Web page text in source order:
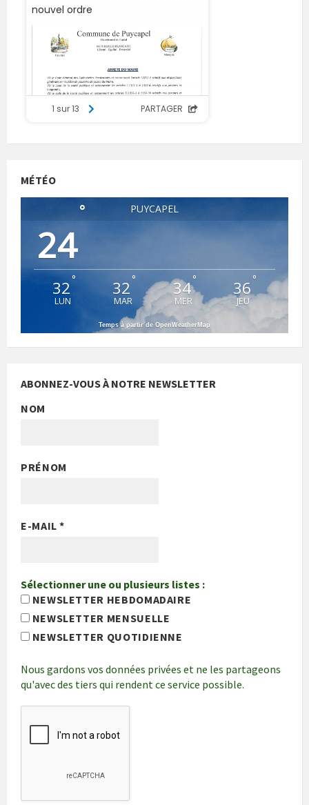
MÉTÉO
PUYCAPEL
24
°
32°
LUN
32 °
MAR
34°
MER
36 °
JEU
Temps à partir de OpenWeatherMap
ABONNEZ-VOUS À NOTRE NEWSLETTER
NOM
PRÉNOM
E-MAIL*
Sélectionner une ou plusieurs listes :
NEWSLETTER HEBDOMADAIRE
NEWSLETTER MENSUELLE
NEWSLETTER QUOTIDIENNE
Nous gardons vos données privées et ne les partageons
qu'avec des tiers qui rendent ce service possible.